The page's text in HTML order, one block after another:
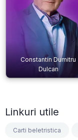
Constantin Dumitru
Dulcan
Linkuri utile
Carti beletristica